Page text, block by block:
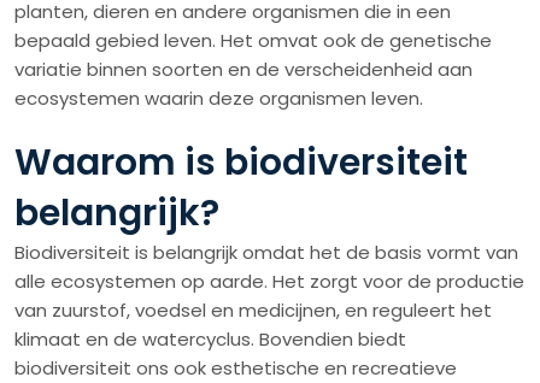
planten, dieren en andere organismen die in een
bepaald gebied leven. Het omvat ook de genetische
variatie binnen soorten en de verscheidenheid aan
ecosystemen waarin deze organismen leven.
Waarom is biodiversiteit
belangrijk?
Biodiversiteit is belangrijk omdat het de basis vormt van
alle ecosystemen op aarde. Het zorgt voor de productie
van zuurstof, voedsel en medicijnen, en reguleert het
klimaat en de watercyclus. Bovendien biedt
biodiversiteit ons ook esthetische en recreatieve